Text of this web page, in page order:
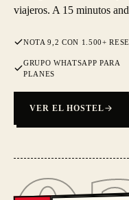
viajeros. A 15 minutos
NOTA 9,2 CON 1.500+
GRUPO WHATSAPP PARA
PLANES
VER EL HOSTEL